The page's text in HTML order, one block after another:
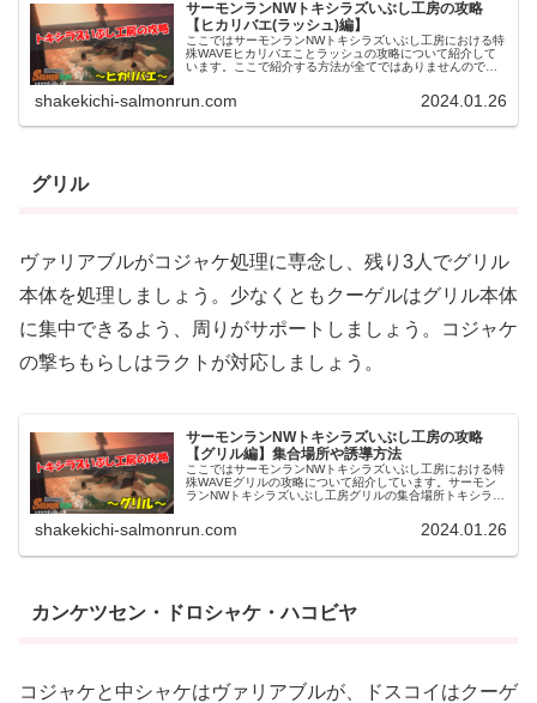
サーモンランNWトキシラズいぶし工房の攻略
【ヒカリバエ(ラッシュ)編】
ここではサーモンランNWトキシラズいぶし工房における特
殊WAVEヒカリバエことラッシュの攻略について紹介して
います。ここで紹介する方法が全てではありませんので、
shakekichi-salmonrun.com 2024.01.26
グリル
ヴァリアブルがコジャケ処理に専念し、残り3人でグリル
本体を処理しましょう。少なくともクーゲルはグリル本体
に集中できるよう、周りがサポートしましょう。コジャケ
の撃ちもらしはラクトが対応しましょう。
サーモンランNWトキシラズいぶし工房の攻略
【グリル編】集合場所や誘導方法
ここではサーモンランNWトキシラズいぶし工房における特
殊WAVEグリルの攻略について紹介しています。サーモン
ランNWトキシラズいぶし工房グリルの集合場所トキシラズ
shakekichi-salmonrun.com 2024.01.26
カンケツセン・ドロシャケ・ハコビヤ
コジャケと中シャケはヴァリアブルが、ドスコイはクーゲ